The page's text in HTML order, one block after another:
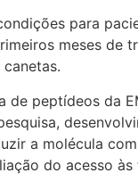
para
meses de
de peptídeos da
a molécula
do acesso